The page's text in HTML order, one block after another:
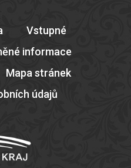
Vstupné
informace
Mapa stránek
údajů